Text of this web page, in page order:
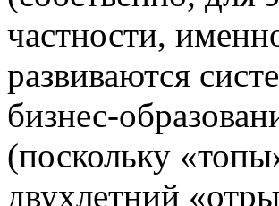
частности,
развиваются
бизнес-
(поскольку
двухлетний